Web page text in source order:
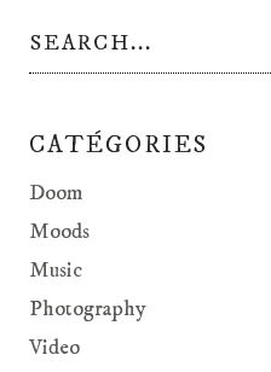
CATÉGORIES
Doom
Moods
Music
Photography
Video